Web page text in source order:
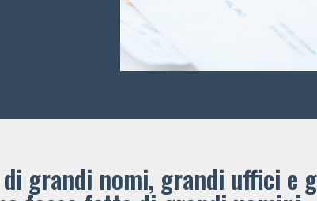
grandi nomi, grandi uffici e